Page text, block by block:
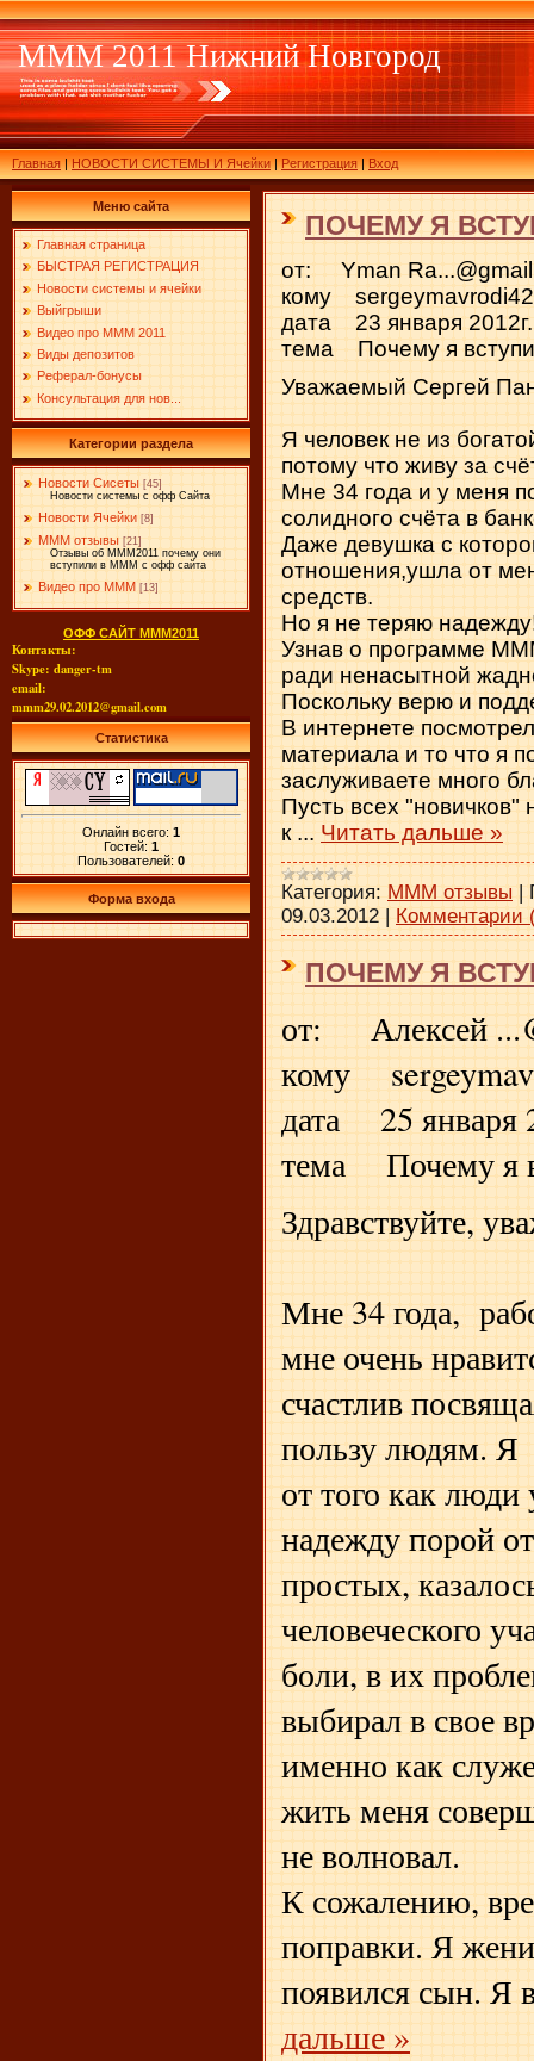
МММ 2011 Нижний Новгород
Главная|НОВОСТИ СИСТЕМЫ И Ячейки|Регистрация|Вход
Меню сайта
Главная страница
БЫСТРАЯ РЕГИСТРАЦИЯ
Новости системы и ячейки
Выйгрыши
Видео про МММ 2011
Виды депозитов
Реферал-бонусы
Консультация для нов...
Категории раздела
Новости Сисеты [45]
Новости системы с офф Сайта
Новости Ячейки [8]
МММ отзывы [21]
Отзывы об МММ2011 почему они
вступили в МММ с офф сайта
Видео про МММ [13]
ОФФ САЙТ МММ2011
Контакты:
Skype: danger-tm
email:
mmm29.02.2012@gmail.com
Статистика
Онлайн всего: 1
Гостей: 1
Пользователей: 0
Форма входа
ПОЧЕМУ Я
от: Yman
кому
дата 23 января
тема Почему я
Уважаемый Сергей
Я человек не из
потому что живу за
Мне 34 года и у меня
солидного счёта в
Даже девушка с
отношения,ушла от
средств.
Но я не теряю
Узнав о программе
ради ненасытной
Поскольку верю и
В интернете
материала и то что я
заслуживаете много
Пусть всех
к ... Читать дальше »
Категория: МММ отзывы |
09.03.2012 | Комментарии
ПОЧЕМУ Я
от: Алексей
кому
дата 25 января
тема Почему я
Здравствуйте,
Мне 34 года,
мне очень
счастлив
пользу людям. Я
от того как
надежду порой
простых,
человеческого
боли, в их
выбирал в свое
именно как
жить меня
не волновал.
К сожалению,
поправки. Я
появился сын. Я
дальше »